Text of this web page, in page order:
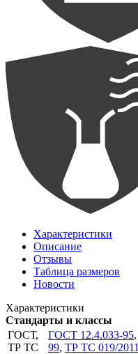
Характеристики
Описание
Отзывы
Таблица размеров
Новости
Характеристики
Стандарты и классы
ГОСТ,
ТР ТС
ГОСТ 12.4.033-95,
99, ТР ТС 019/2011